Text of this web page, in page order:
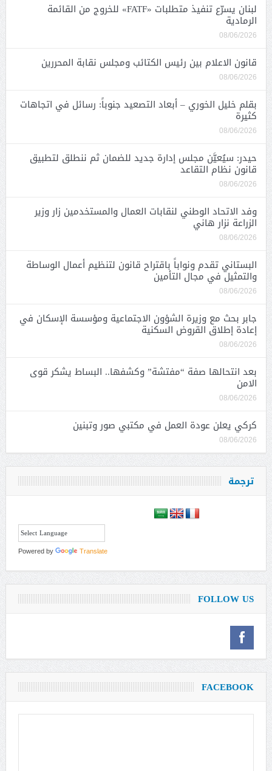
لبنان يسرّع تنفيذ متطلبات «FATF» للخروج من القائمة
الرمادية
08/06/2026
قانون الاعلام بين رئيس الكتائب ومجلس نقابة المحررين
08/06/2026
بقلم خليل الخوري – أبعاد التصعيد جنوباً: رسائل في اتجاهات
كثيرة
08/06/2026
حيدر: سيُعيَّن مجلس إدارة جديد للضمان ثم ننطلق لتطبيق
قانون نظام التقاعد
08/06/2026
وفد الاتحاد الوطني لنقابات العمال والمستخدمين زار وزير
الزراعة نزار هاني
08/06/2026
البستاني تقدم ونواباً باقتراح قانون لتنظيم أعمال الوساطة
والتمثيل في مجال التأمين
08/06/2026
جابر بحث مع وزيرة الشؤون الاجتماعية ومؤسسة الإسكان في
إعادة إطلاق القروض السكنية
08/06/2026
بعد انتحالها صفة “مفتشة” وكشفها.. البساط يشكر قوى
الامن
08/06/2026
كركي يعلن عودة العمل في مكتبي صور وتبنين
08/06/2026
ترجمة
Powered by Translate
FOLLOW US
FACEBOOK